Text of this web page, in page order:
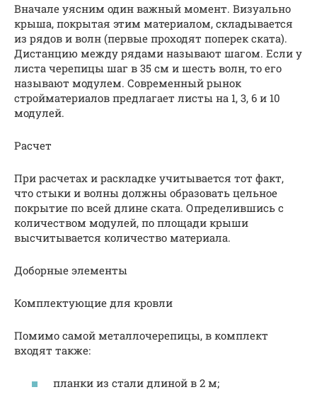
Вначале уясним один важный момент. Визуально
крыша, покрытая этим материалом, складывается
из рядов и волн (первые проходят поперек ската).
Дистанцию между рядами называют шагом. Если у
листа черепицы шаг в 35 см и шесть волн, то его
называют модулем. Современный рынок
стройматериалов предлагает листы на 1, 3, 6 и 10
модулей.
Расчет
При расчетах и раскладке учитывается тот факт,
что стыки и волны должны образовать цельное
покрытие по всей длине ската. Определившись с
количеством модулей, по площади крыши
высчитывается количество материала.
Доборные элементы
Комплектующие для кровли
Помимо самой металлочерепицы, в комплект
входят также:
планки из стали длиной в 2 м;